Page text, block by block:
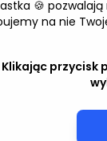
Fiesta
– przepisy
przepisów,
słodkie
🍪
na nie
Klikając przycisk